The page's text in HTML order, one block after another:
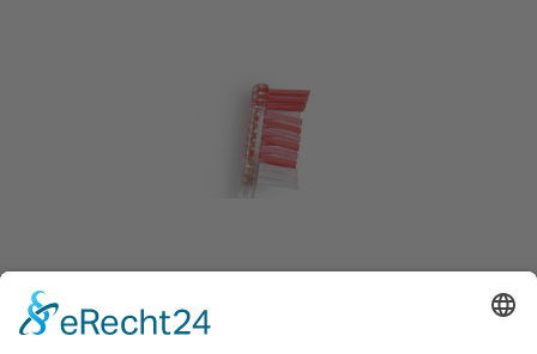
Zurück zur Übersicht